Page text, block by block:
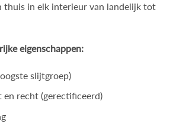
thuis in elk interieur van landelijk tot
eigenschappen:
slijtgroep)
en recht (gerectificeerd)